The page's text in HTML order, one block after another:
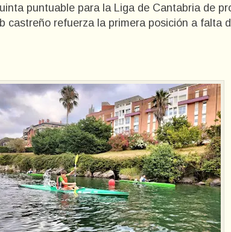
puntuable para la Liga de Cantabria de
castreño refuerza la primera posición a falta